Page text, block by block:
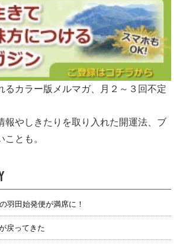
るカラー版メルマガ、月２～３回不定
報やしきたりを取り入れた開運法、ブ
ことも。
羽田始発便が満席に！
戻ってきた